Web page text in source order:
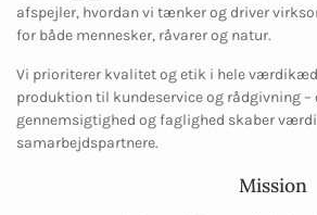
afspejler, hvordan vi tænker og driver
for både mennesker, råvarer og natur.
Vi prioriterer kvalitet og etik i hele
produktion til kundeservice og rådgivning –
gennemsigtighed og faglighed skaber
samarbejdspartnere.
Mission